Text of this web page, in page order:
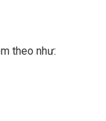
theo như: